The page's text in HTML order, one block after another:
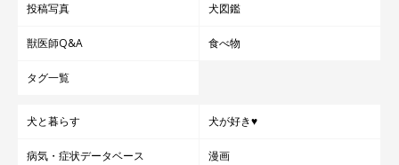
投稿写真 犬図鑑
獣医師Q&A 食べ物
タグ一覧
犬と暮らす 犬が好き♥
病気・症状データベース 漫画